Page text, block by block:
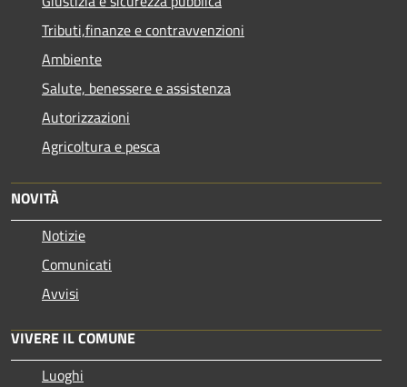
Tributi,finanze e contravvenzioni
Ambiente
Salute, benessere e assistenza
Autorizzazioni
Agricoltura e pesca
NOVITÀ
Notizie
Comunicati
Avvisi
VIVERE IL COMUNE
Luoghi